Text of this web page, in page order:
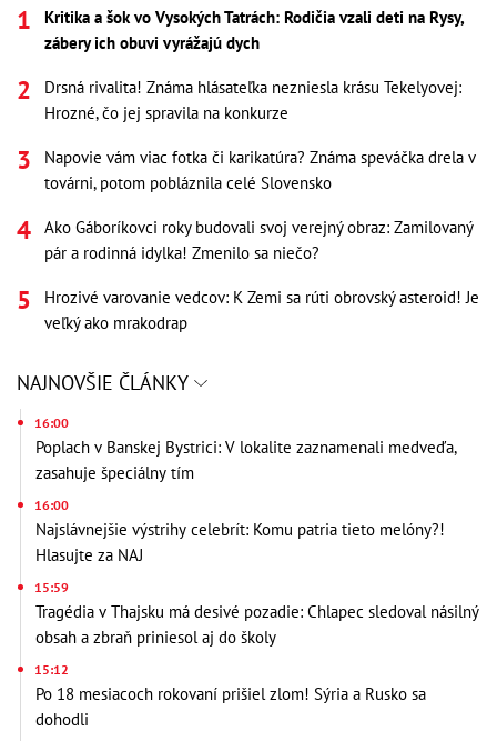
Kritika a šok vo Vysokých Tatrách: Rodičia vzali deti na Rysy,
zábery ich obuvi vyrážajú dych
Drsná rivalita! Známa hlásateľka nezniesla krásu Tekelyovej:
Hrozné, čo jej spravila na konkurze
Napovie vám viac fotka či karikatúra? Známa speváčka drela v
továrni, potom pobláznila celé Slovensko
Ako Gáboríkovci roky budovali svoj verejný obraz: Zamilovaný
pár a rodinná idylka! Zmenilo sa niečo?
Hrozivé varovanie vedcov: K Zemi sa rúti obrovský asteroid! Je
veľký ako mrakodrap
NAJNOVŠIE ČLÁNKY
16:00
Poplach v Banskej Bystrici: V lokalite zaznamenali medveďa,
zasahuje špeciálny tím
16:00
Najslávnejšie výstrihy celebrít: Komu patria tieto melóny?!
Hlasujte za NAJ
15:59
Tragédia v Thajsku má desivé pozadie: Chlapec sledoval násilný
obsah a zbraň priniesol aj do školy
15:12
Po 18 mesiacoch rokovaní prišiel zlom! Sýria a Rusko sa
dohodli